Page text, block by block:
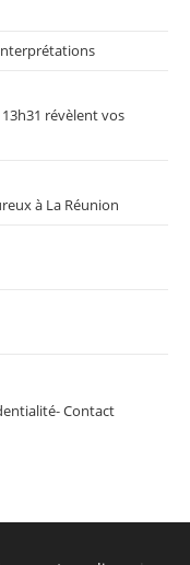
révèlent vos
à La Réunion
-Contact